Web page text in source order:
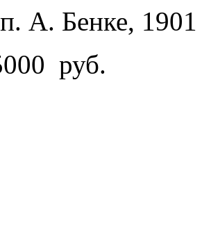
А. Бенке,
руб.